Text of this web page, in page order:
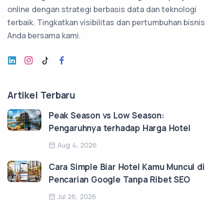
online dengan strategi berbasis data dan teknologi
terbaik. Tingkatkan visibilitas dan pertumbuhan bisnis
Anda bersama kami.
Artikel Terbaru
Peak Season vs Low Season:
Pengaruhnya terhadap Harga Hotel
Aug 4, 2026
Cara Simple Biar Hotel Kamu Muncul di
Pencarian Google Tanpa Ribet SEO
Jul 26, 2026